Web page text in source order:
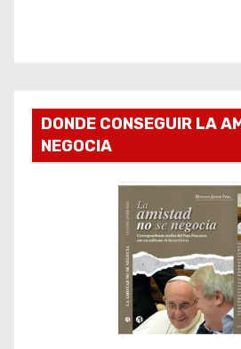
DONDE CONSEGUIR LA
NEGOCIA